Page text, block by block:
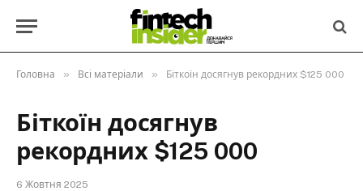
Головна » Всі матеріали » Біткоїн досягнув рекордних $125 000
Біткоїн досягнув
рекордних $125 000
6 Жовтня 2025